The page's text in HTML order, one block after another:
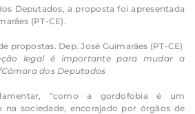
Deputados, a proposta foi apresentada
(PT-CE).
legal é importante para mudar a
dos Deputados
“como a gordofobia é um
na sociedade, encorajado por órgãos de